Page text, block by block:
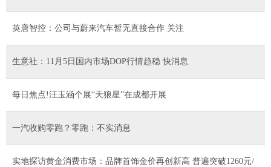
英唐智控：公司与蔚来汽车暂无直接合作 关注
生意社：11月5日国内市场DOP行情趋稳 快消息
每日焦点!汪玉涵个展“天狼星”在成都开展
一汽收购零跑？零跑：不实消息
实地探访黄金消费市场：品牌首饰金价再创新高 普遍突破1260元/